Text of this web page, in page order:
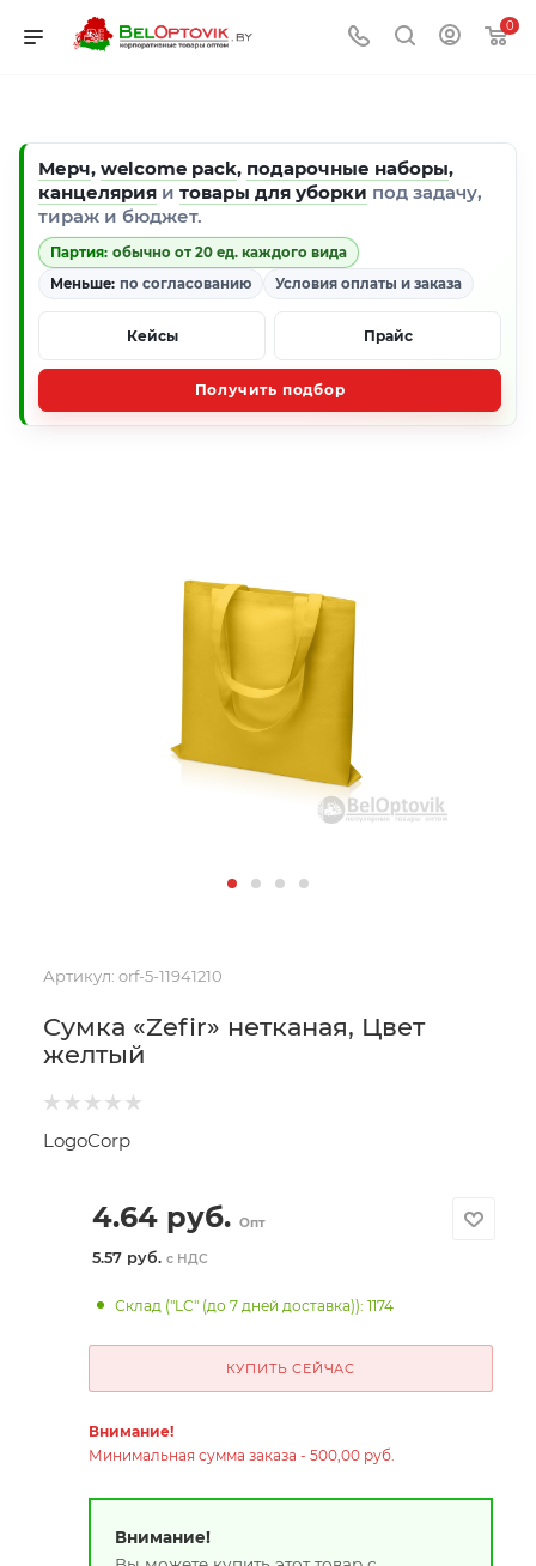
0
Мерч, welcome pack, подарочные наборы,
канцелярия и товары для уборки под задачу,
тираж и бюджет.
Партия: обычно от 20 ед. каждого вида
Меньше: по согласованию Условия оплаты и заказа
Кейсы Прайс
Получить подбор
Артикул: orf-5-11941210
Сумка «Zefir» нетканая, Цвет
желтый
LogoCorp
4.64руб. Опт
5.57 руб. с НДС
Склад ("LC" (до 7 дней доставка)): 1174
КУПИТЬ СЕЙЧАС
Внимание!
Минимальная сумма заказа - 500,00 руб.
Внимание!